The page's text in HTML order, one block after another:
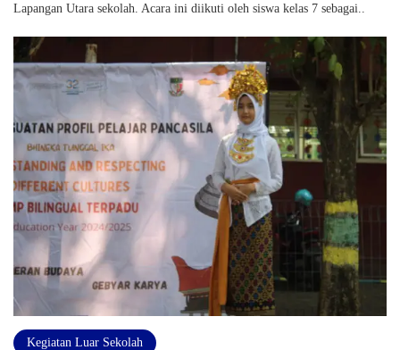
Lapangan Utara sekolah. Acara ini diikuti oleh siswa kelas 7 sebagai..
Kegiatan Luar Sekolah